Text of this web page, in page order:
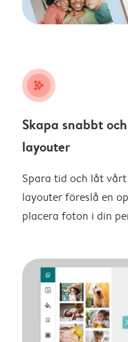
stars_plus
Skapa snabbt
layouter
Spara tid och låt
layouter föreslå en
placera foton i din